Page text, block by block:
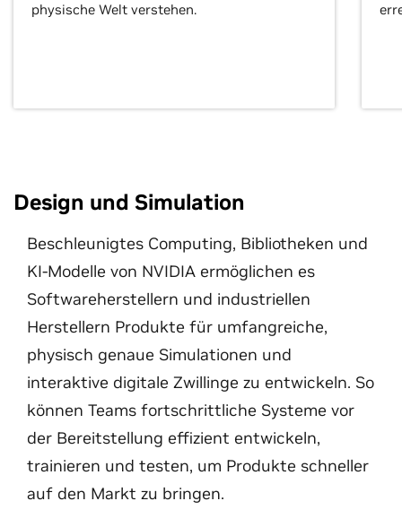
physische Welt verstehen.
Design und Simulation
Beschleunigtes Computing, Bibliotheken und
KI-Modelle von NVIDIA ermöglichen es
Softwareherstellern und industriellen
Herstellern Produkte für umfangreiche,
physisch genaue Simulationen und
interaktive digitale Zwillinge zu entwickeln. So
können Teams fortschrittliche Systeme vor
der Bereitstellung effizient entwickeln,
trainieren und testen, um Produkte schneller
auf den Markt zu bringen.